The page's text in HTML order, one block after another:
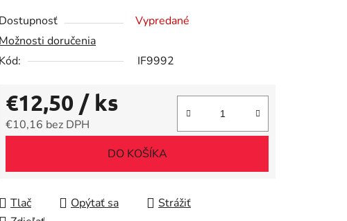
je
z
hviezdičiek.
Dostupnosť
Vypredané
Možnosti doručenia
Kód:
IF9992
€12,50 / ks
€10,16 bez DPH
DO KOŠÍKA
Tlač Opýtať sa
Strážiť